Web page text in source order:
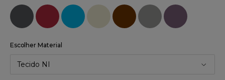
Escolher Material
Tecido NI